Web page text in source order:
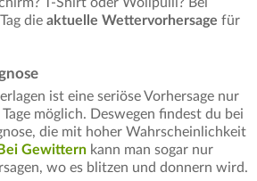
T-Shirt oder Wollpulli? Bei
die aktuelle Wettervorhersage für
ist eine seriöse Vorhersage nur
möglich. Deswegen findest du bei
die mit hoher Wahrscheinlichkeit
Bei Gewittern kann man sogar nur
wo es blitzen und donnern wird.